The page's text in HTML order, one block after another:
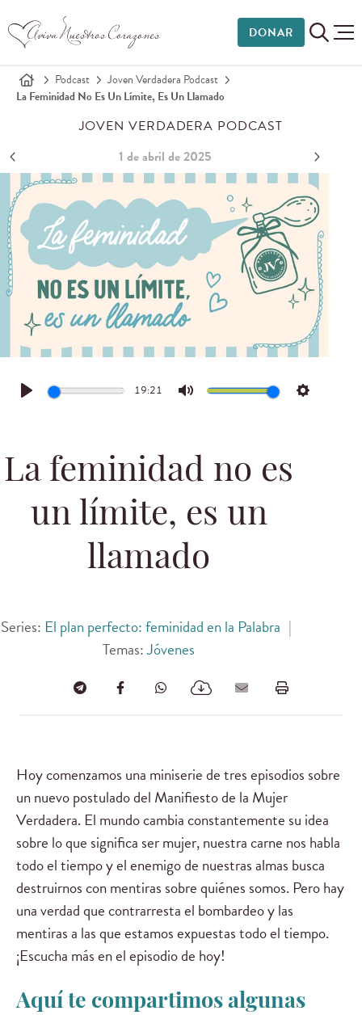
DONAR
Podcast
Joven Verdadera Podcast
La Feminidad No Es Un Límite, Es Un Llamado
JOVEN VERDADERA PODCAST
1 de abril de 2025
Play
19:21
Mute Settings
La feminidad no es
un límite, es un
llamado
Series: El plan perfecto: feminidad en la Palabra |
Temas:Jóvenes
Hoy comenzamos una miniserie de tres episodios sobre
un nuevo postulado del Manifiesto de la Mujer
Verdadera. El mundo cambia constantemente su idea
sobre lo que significa ser mujer, nuestra carne nos habla
todo el tiempo y el enemigo de nuestras almas busca
destruirnos con mentiras sobre quiénes somos. Pero hay
una verdad que contrarresta el bombardeo y las
mentiras a las que estamos expuestas todo el tiempo.
¡Escucha más en el episodio de hoy!
Aquí te compartimos algunas